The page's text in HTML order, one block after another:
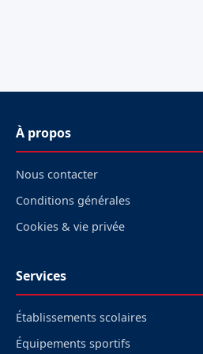
À propos
Nous contacter
Conditions générales
Cookies & vie privée
Services
Établissements scolaires
Équipements sportifs